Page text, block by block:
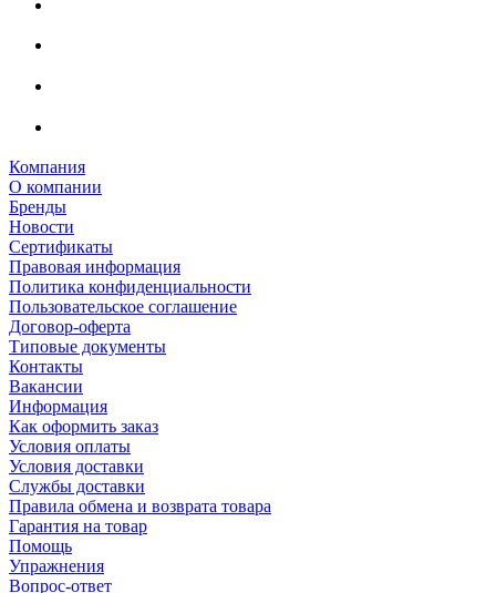
Компания
О компании
Бренды
Новости
Сертификаты
Правовая информация
Политика конфиденциальности
Пользовательское соглашение
Договор-оферта
Типовые документы
Контакты
Вакансии
Информация
Как оформить заказ
Условия оплаты
Условия доставки
Службы доставки
Правила обмена и возврата товара
Гарантия на товар
Помощь
Упражнения
Вопрос-ответ